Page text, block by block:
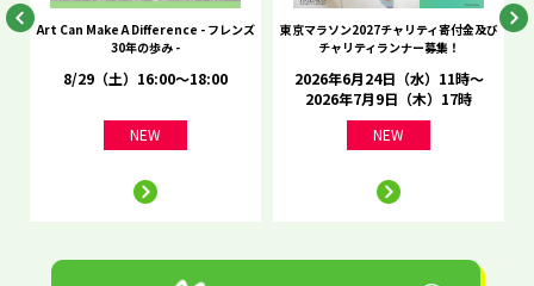
Art Can Make A Difference - フレンズ
30年の歩み -
8/29（土）16:00～18:00
NEW
東京マラソン2027チャリティ寄付金及び
チャリティランナー募集！
2026年6月24日（水）11時～
2026年7月9日（木）17時
NEW